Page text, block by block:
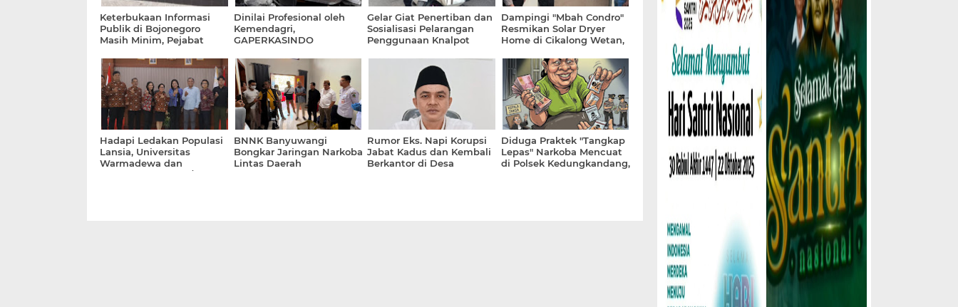
Keterbukaan Informasi
Publik di Bojonegoro
Masih Minim, Pejabat
dan Terkesan Kucing -
Kucingan dengan Media
Dinilai Profesional oleh
Kemendagri,
GAPERKASINDO
untuk Pemerintah Daerah
Gelar Giat Penertiban dan
Sosialisasi Pelarangan
Penggunaan Knalpot
Dialogis Humanis Guna
Jaga Kenyamanan
Berkendara
Dampingi "Mbah Condro"
Resmikan Solar Dryer
Home di Cikalong Wetan,
Bermanfaat Optimal Bagi
Petani
Hadapi Ledakan Populasi
Lansia, Universitas
Warmadewa dan
Kemendukbangga/BKKBN
BNNK Banyuwangi
Bongkar Jaringan Narkoba
Lintas Daerah
Rumor Eks. Napi Korupsi
Jabat Kadus dan Kembali
Berkantor di Desa
Diduga Praktek "Tangkap
Lepas" Narkoba Mencuat
di Polsek Kedungkandang,